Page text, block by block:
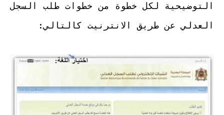
التوضيحية لكل خطوة من خطوات طلب السجل
العدلي عن طريق الانترنيت كالتالي: